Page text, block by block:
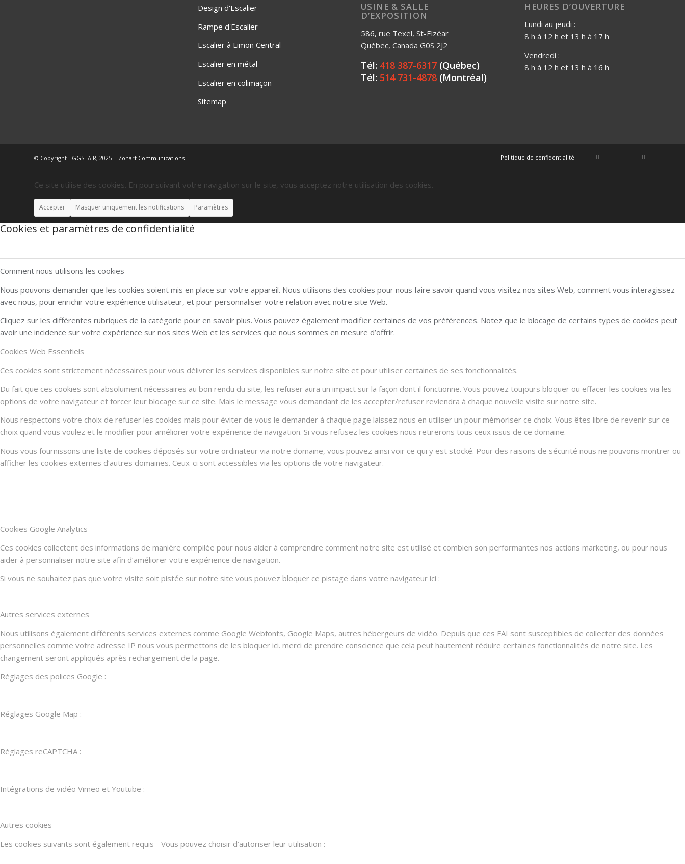
Design d'Escalier
Rampe d'Escalier
Escalier à Limon Central
Escalier en métal
Escalier en colimaçon
Sitemap
USINE & SALLE
D’EXPOSITION
586, rue Texel, St-Elzéar
Québec, Canada G0S 2J2
Tél: 418 387-6317 (Québec)
Tél: 514 731-4878 (Montréal)
HEURES D’OUVERTURE
Lundi au jeudi :
8 h à 12 h et 13 h à 17 h
Vendredi :
8 h à 12 h et 13 h à 16 h
© Copyright - GGSTAIR, 2025 | Zonart Communications Politique de confidentialité
Ce site utilise des cookies. En poursuivant votre navigation sur le site, vous acceptez notre utilisation des cookies.
Accepter Masquer uniquement les notifications Paramètres
Cookies et paramètres de confidentialité
Comment nous utilisons les cookies
Nous pouvons demander que les cookies soient mis en place sur votre appareil. Nous utilisons des cookies pour nous faire savoir quand vous visitez nos sites Web, comment vous interagissez
avec nous, pour enrichir votre expérience utilisateur, et pour personnaliser votre relation avec notre site Web.
Cliquez sur les différentes rubriques de la catégorie pour en savoir plus. Vous pouvez également modifier certaines de vos préférences. Notez que le blocage de certains types de cookies peut
avoir une incidence sur votre expérience sur nos sites Web et les services que nous sommes en mesure d’offrir.
Cookies Web Essentiels
Ces cookies sont strictement nécessaires pour vous délivrer les services disponibles sur notre site et pour utiliser certaines de ses fonctionnalités.
Du fait que ces cookies sont absolument nécessaires au bon rendu du site, les refuser aura un impact sur la façon dont il fonctionne. Vous pouvez toujours bloquer ou effacer les cookies via les
options de votre navigateur et forcer leur blocage sur ce site. Mais le message vous demandant de les accepter/refuser reviendra à chaque nouvelle visite sur notre site.
Nous respectons votre choix de refuser les cookies mais pour éviter de vous le demander à chaque page laissez nous en utiliser un pour mémoriser ce choix. Vous êtes libre de revenir sur ce
choix quand vous voulez et le modifier pour améliorer votre expérience de navigation. Si vous refusez les cookies nous retirerons tous ceux issus de ce domaine.
Nous vous fournissons une liste de cookies déposés sur votre ordinateur via notre domaine, vous pouvez ainsi voir ce qui y est stocké. Pour des raisons de sécurité nous ne pouvons montrer ou
afficher les cookies externes d’autres domaines. Ceux-ci sont accessibles via les options de votre navigateur.
Cookies Google Analytics
Ces cookies collectent des informations de manière compilée pour nous aider à comprendre comment notre site est utilisé et combien son performantes nos actions marketing, ou pour nous
aider à personnaliser notre site afin d’améliorer votre expérience de navigation.
Si vous ne souhaitez pas que votre visite soit pistée sur notre site vous pouvez bloquer ce pistage dans votre navigateur ici :
Autres services externes
Nous utilisons également différents services externes comme Google Webfonts, Google Maps, autres hébergeurs de vidéo. Depuis que ces FAI sont susceptibles de collecter des données
personnelles comme votre adresse IP nous vous permettons de les bloquer ici. merci de prendre conscience que cela peut hautement réduire certaines fonctionnalités de notre site. Les
changement seront appliqués après rechargement de la page.
Réglages des polices Google :
Réglages Google Map :
Réglages reCAPTCHA :
Intégrations de vidéo Vimeo et Youtube :
Autres cookies
Les cookies suivants sont également requis - Vous pouvez choisir d’autoriser leur utilisation :